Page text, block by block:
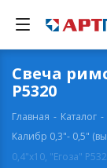
Свеча
Р5320
Главная - Каталог -
Калибр 0,3"- 0,5"
0,4"х10, "Егоза"